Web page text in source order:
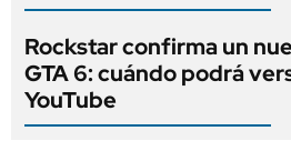
Rockstar confirma un
GTA 6: cuándo podrá
YouTube